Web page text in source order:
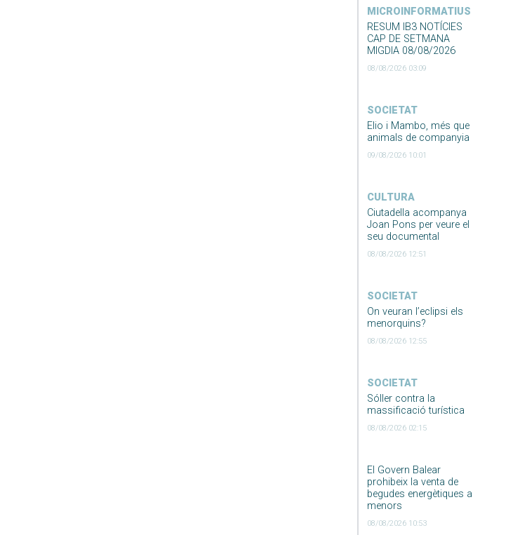
MICROINFORMATIUS
RESUM IB3 NOTÍCIES
CAP DE SETMANA
MIGDIA 08/08/2026
08/08/2026 03:09
SOCIETAT
Elio i Mambo, més que
animals de companyia
09/08/2026 10:01
CULTURA
Ciutadella acompanya
Joan Pons per veure el
seu documental
08/08/2026 12:51
SOCIETAT
On veuran l’eclipsi els
menorquins?
08/08/2026 12:55
SOCIETAT
Sóller contra la
massificació turística
08/08/2026 02:15
El Govern Balear
prohibeix la venta de
begudes energètiques a
menors
08/08/2026 10:53